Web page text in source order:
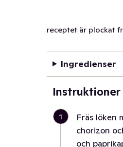
receptet är plockat
Ingredienser
Instruktioner
1
Fräs löken
chorizon
och